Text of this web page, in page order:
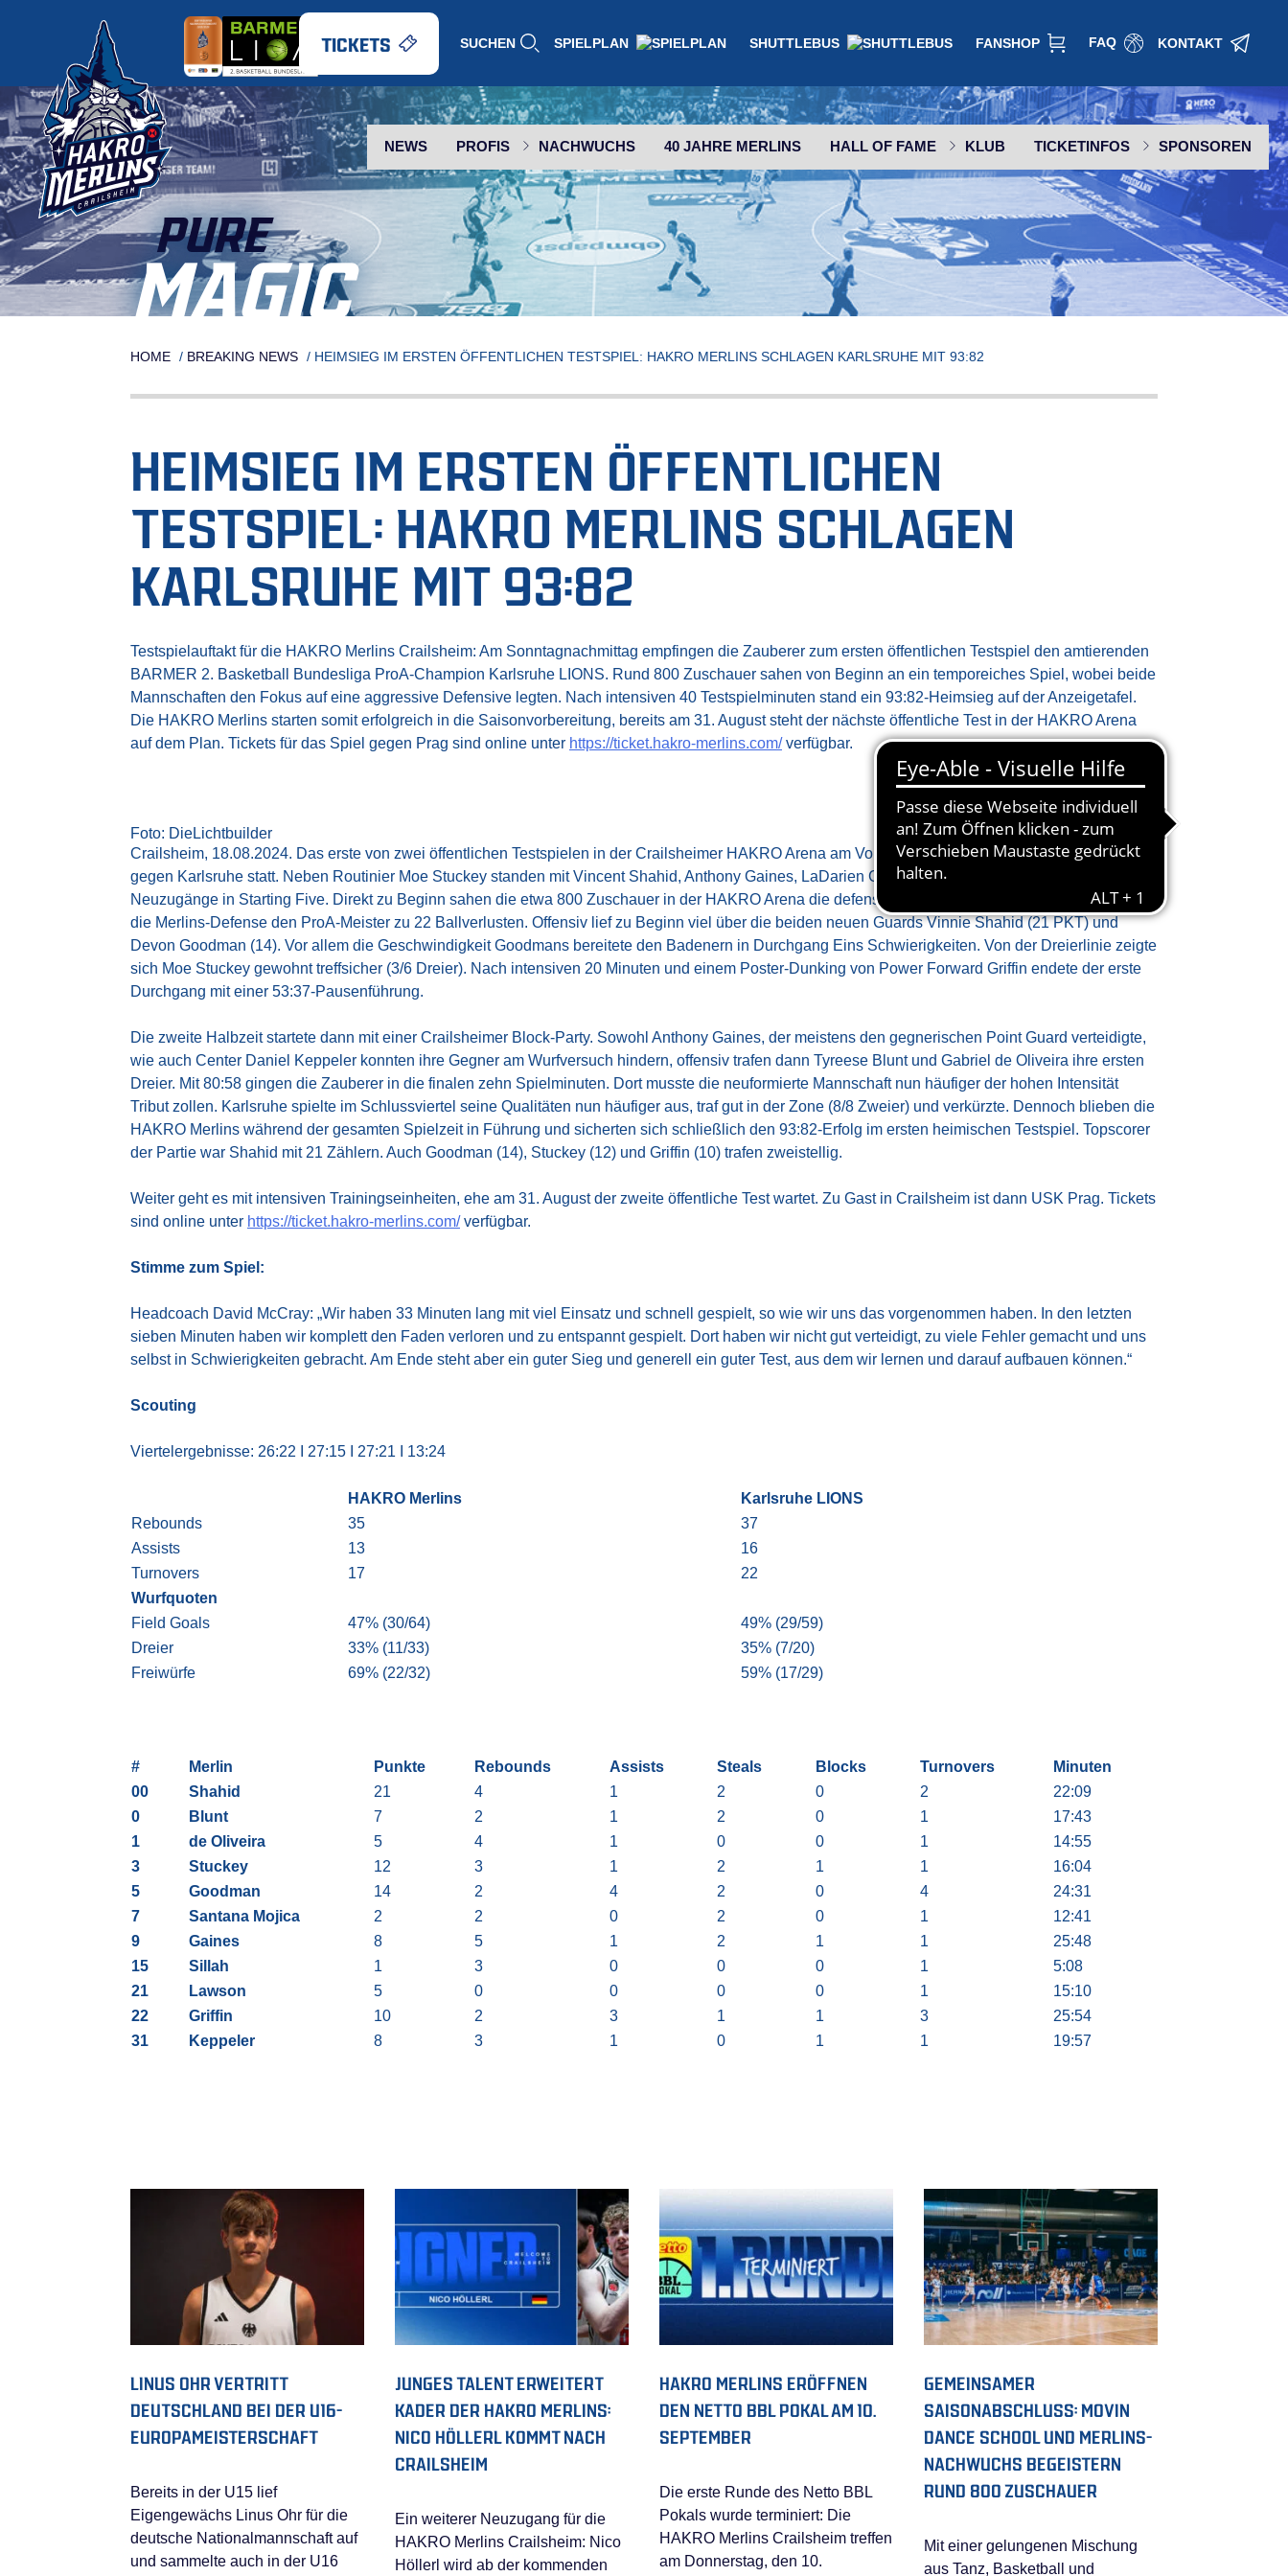
TICKETS SUCHEN SPIELPLAN SHUTTLEBUS FANSHOP FAQ KONTAKT
NEWS PROFIS NACHWUCHS 40 JAHRE MERLINS HALL OF FAME KLUB TICKETINFOS SPONSOREN
SPONSOR WERDEN
PURE
MAGIC
HOME / BREAKING NEWS / HEIMSIEG IM ERSTEN ÖFFENTLICHEN TESTSPIEL: HAKRO MERLINS SCHLAGEN KARLSRUHE MIT 93:82
HEIMSIEG IM ERSTEN ÖFFENTLICHEN
TESTSPIEL: HAKRO MERLINS SCHLAGEN
KARLSRUHE MIT 93:82
Testspielauftakt für die HAKRO Merlins Crailsheim: Am Sonntagnachmittag empfingen die Zauberer zum ersten öffentlichen Testspiel den amtierenden
BARMER 2. Basketball Bundesliga ProA-Champion Karlsruhe LIONS. Rund 800 Zuschauer sahen von Beginn an ein temporeiches Spiel, wobei beide
Mannschaften den Fokus auf eine aggressive Defensive legten. Nach intensiven 40 Testspielminuten stand ein 93:82-Heimsieg auf der Anzeigetafel.
Die HAKRO Merlins starten somit erfolgreich in die Saisonvorbereitung, bereits am 31. August steht der nächste öffentliche Test in der HAKRO Arena
auf dem Plan. Tickets für das Spiel gegen Prag sind online unter https://ticket.hakro-merlins.com/verfügbar.
Foto: DieLichtbuilder
Crailsheim, 18.08.2024. Das erste von zwei öffentlichen Testspielen in der Crailsheimer HAKRO Arena am Volksfestplatz fand am Sonntagnachmittag
gegen Karlsruhe statt. Neben Routinier Moe Stuckey standen mit Vincent Shahid, Anthony Gaines, LaDarien Griffin und Daniel Keppeler vier
Neuzugänge in Starting Five. Direkt zu Beginn sahen die etwa 800 Zuschauer in der HAKRO Arena die defensivstärke der Zauberer. Insgesamt zwang
die Merlins-Defense den ProA-Meister zu 22 Ballverlusten. Offensiv lief zu Beginn viel über die beiden neuen Guards Vinnie Shahid (21 PKT) und
Devon Goodman (14). Vor allem die Geschwindigkeit Goodmans bereitete den Badenern in Durchgang Eins Schwierigkeiten. Von der Dreierlinie zeigte
sich Moe Stuckey gewohnt treffsicher (3/6 Dreier). Nach intensiven 20 Minuten und einem Poster-Dunking von Power Forward Griffin endete der erste
Durchgang mit einer 53:37-Pausenführung.
Die zweite Halbzeit startete dann mit einer Crailsheimer Block-Party. Sowohl Anthony Gaines, der meistens den gegnerischen Point Guard verteidigte,
wie auch Center Daniel Keppeler konnten ihre Gegner am Wurfversuch hindern, offensiv trafen dann Tyreese Blunt und Gabriel de Oliveira ihre ersten
Dreier. Mit 80:58 gingen die Zauberer in die finalen zehn Spielminuten. Dort musste die neuformierte Mannschaft nun häufiger der hohen Intensität
Tribut zollen. Karlsruhe spielte im Schlussviertel seine Qualitäten nun häufiger aus, traf gut in der Zone (8/8 Zweier) und verkürzte. Dennoch blieben die
HAKRO Merlins während der gesamten Spielzeit in Führung und sicherten sich schließlich den 93:82-Erfolg im ersten heimischen Testspiel. Topscorer
der Partie war Shahid mit 21 Zählern. Auch Goodman (14), Stuckey (12) und Griffin (10) trafen zweistellig.
Weiter geht es mit intensiven Trainingseinheiten, ehe am 31. August der zweite öffentliche Test wartet. Zu Gast in Crailsheim ist dann USK Prag. Tickets
sind online unter https://ticket.hakro-merlins.com/verfügbar.
Stimme zum Spiel:
Headcoach David McCray: „Wir haben 33 Minuten lang mit viel Einsatz und schnell gespielt, so wie wir uns das vorgenommen haben. In den letzten
sieben Minuten haben wir komplett den Faden verloren und zu entspannt gespielt. Dort haben wir nicht gut verteidigt, zu viele Fehler gemacht und uns
selbst in Schwierigkeiten gebracht. Am Ende steht aber ein guter Sieg und generell ein guter Test, aus dem wir lernen und darauf aufbauen können.“
Scouting
Viertelergebnisse: 26:22 I 27:15 I 27:21 I 13:24
HAKRO Merlins
Karlsruhe LIONS
Rebounds
35
37
Assists
13
16
Turnovers
17
22
Wurfquoten
Field Goals
47% (30/64)
49% (29/59)
Dreier
33% (11/33)
35% (7/20)
Freiwürfe
69% (22/32) 59% (17/29)
# Merlin Punkte Rebounds Assists Steals Blocks Turnovers
Minuten
00
Shahid 21 4 1 2 0 2
22:09
0
Blunt 7 2 1 2 0 1
17:43
1
de Oliveira 5 4 1 0 0 1
14:55
3
Stuckey 12 3 1 2 1 1
16:04
5
Goodman 14 2 4 2 0 4
24:31
7
Santana Mojica 2 2 0 2 0 1
12:41
9
Gaines 8 5 1 2 1 1
25:48
15
Sillah 1 3 0 0 0 1
5:08
21
Lawson 5 0 0 0 0 1
15:10
22
Griffin 10 2 3 1 1 3
25:54
31
Keppeler 8 3 1 0 1 1 19:57
LINUS OHR VERTRITT
DEUTSCHLAND BEI DER U16-
EUROPAMEISTERSCHAFT
Bereits in der U15 lief
Eigengewächs Linus Ohr für die
deutsche Nationalmannschaft auf
und sammelte auch in der U16
JUNGES TALENT ERWEITERT
KADER DER HAKRO MERLINS:
NICO HÖLLERL KOMMT NACH
CRAILSHEIM
Ein weiterer Neuzugang für die
HAKRO Merlins Crailsheim: Nico
Höllerl wird ab der kommenden
HAKRO MERLINS ERÖFFNEN
DEN NETTO BBL POKAL AM 10.
SEPTEMBER
Die erste Runde des Netto BBL
Pokals wurde terminiert: Die
HAKRO Merlins Crailsheim treffen
am Donnerstag, den 10.
GEMEINSAMER
SAISONABSCHLUSS: MOVIN
DANCE SCHOOL UND MERLINS-
NACHWUCHS BEGEISTERN
RUND 800 ZUSCHAUER
Mit einer gelungenen Mischung
aus Tanz, Basketball und